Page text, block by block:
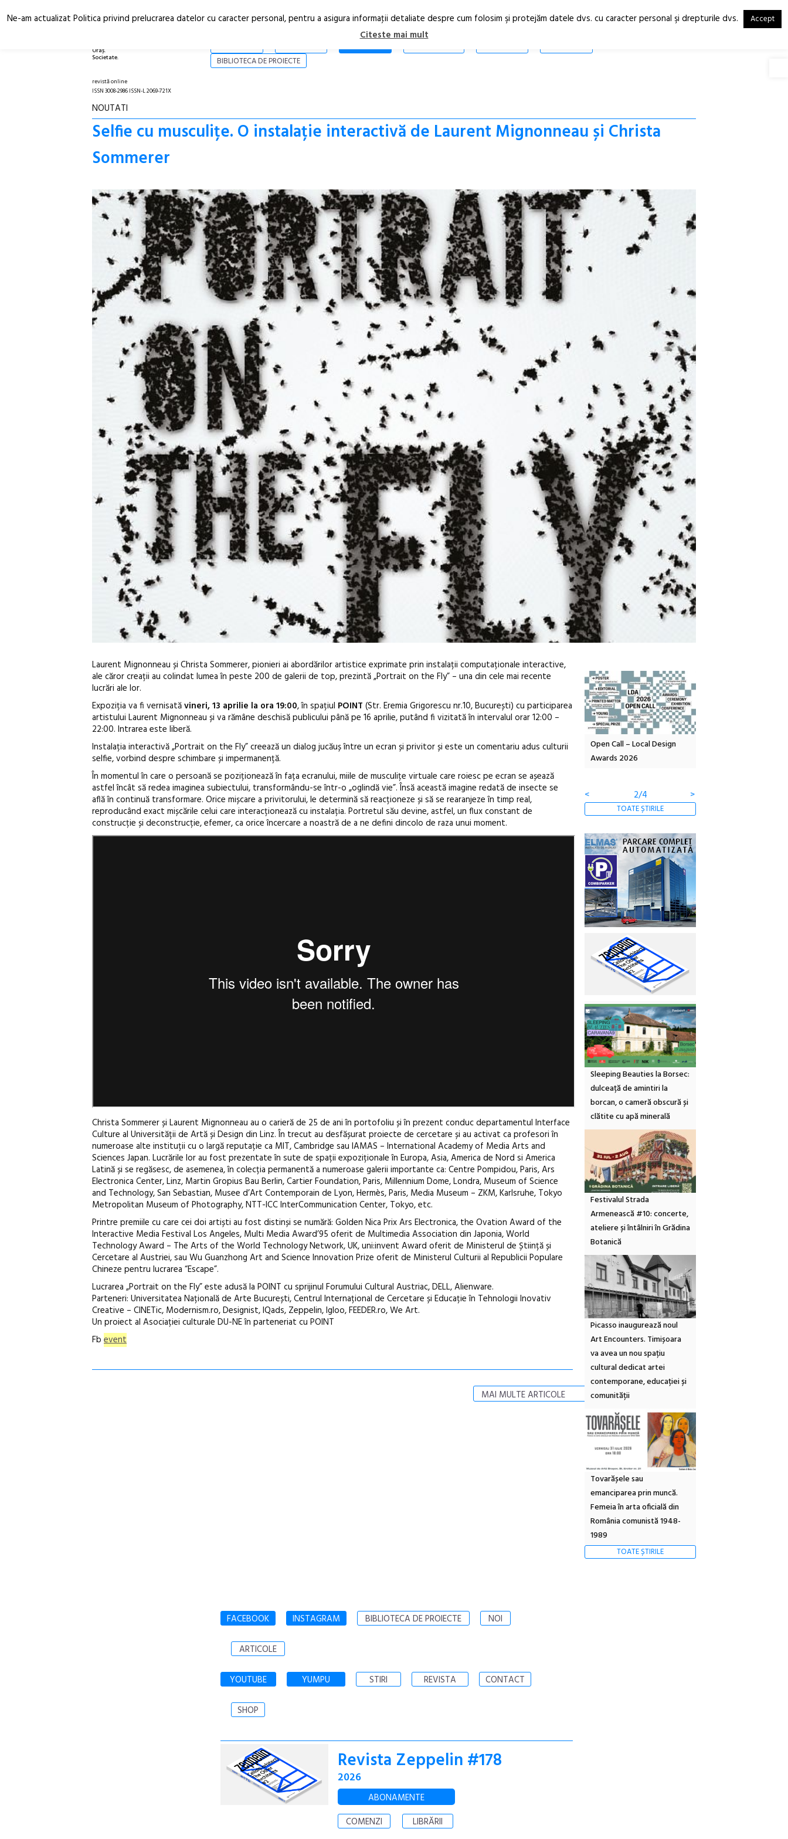
Oraș.
Societate.
RO
EN
STIRI
BIBLIOTECA DE PROIECTE
revistă online
ISSN 3008-2986 ISSN-L 2069-721X
NOUTATI
Selfie cu musculițe. O instalație interactivă de Laurent Mignonneau și Christa
Sommerer
Laurent Mignonneau și Christa Sommerer, pionieri ai abordărilor artistice exprimate prin instalații computaționale interactive,
ale căror creații au colindat lumea în peste 200 de galerii de top, prezintă „Portrait on the Fly” – una din cele mai recente
lucrări ale lor.
Expoziția va fi vernisatăvineri, 13 aprilie la ora 19:00, în spațiul POINT (Str. Eremia Grigorescu nr.10, București) cu participarea
artistului Laurent Mignonneau și va rămâne deschisă publicului până pe 16 aprilie, putând fi vizitată în intervalul orar 12:00 –
22:00. Intrarea este liberă.
Instalația interactivă „Portrait on the Fly” creează un dialog jucăuș între un ecran și privitor și este un comentariu adus culturii
selfie, vorbind despre schimbare și impermanență.
În momentul în care o persoană se poziționează în fața ecranului, miile de musculițe virtuale care roiesc pe ecran se așează
astfel încât să redea imaginea subiectului, transformându-se într-o „oglindă vie”. Însă această imagine redată de insecte se
află în continuă transformare. Orice mișcare a privitorului, le determină să reacționeze și să se rearanjeze în timp real,
reproducând exact mișcările celui care interacționează cu instalația. Portretul său devine, astfel, un flux constant de
construcție și deconstrucție, efemer, ca orice încercare a noastră de a ne defini dincolo de raza unui moment.
Christa Sommerer și Laurent Mignonneau au o carieră de 25 de ani în portofoliu și în prezent conduc departamentul Interface
Culture al Universității de Artă și Design din Linz. În trecut au desfășurat proiecte de cercetare și au activat ca profesori în
numeroase alte instituții cu o largă reputație ca MIT, Cambridge sau IAMAS – International Academy of Media Arts and
Sciences Japan. Lucrările lor au fost prezentate în sute de spații expoziționale în Europa, Asia, America de Nord si America
Latină și se regăsesc, de asemenea, în colecția permanentă a numeroase galerii importante ca: Centre Pompidou, Paris, Ars
Electronica Center, Linz, Martin Gropius Bau Berlin, Cartier Foundation, Paris, Millennium Dome, Londra, Museum of Science
and Technology, San Sebastian, Musee d’Art Contemporain de Lyon, Hermès, Paris, Media Museum – ZKM, Karlsruhe, Tokyo
Metropolitan Museum of Photography, NTT-ICC InterCommunication Center, Tokyo, etc.
Printre premiile cu care cei doi artiști au fost distinși se numără: Golden Nica Prix Ars Electronica, the Ovation Award of the
Interactive Media Festival Los Angeles, Multi Media Award’95 oferit de Multimedia Association din Japonia, World
Technology Award – The Arts of the World Technology Network, UK, uni:invent Award oferit de Ministerul de Știință și
Cercetare al Austriei, sau Wu Guanzhong Art and Science Innovation Prize oferit de Ministerul Culturii al Republicii Populare
Chineze pentru lucrarea “Escape”.
Lucrarea „Portrait on the Fly” este adusă la POINT cu sprijinul Forumului Cultural Austriac, DELL, Alienware.
Parteneri: Universitatea Națională de Arte București, Centrul Internațional de Cercetare și Educație în Tehnologii Inovativ
Creative – CINETic, Modernism.ro, Designist, IQads, Zeppelin, Igloo, FEEDER.ro, We Art.
Un proiect al Asociației culturale DU-NE în parteneriat cu POINT
Fb event
MAI MULTE ARTICOLE
În curând: POELANDA – parc
Open Call – Local Design
Awards 2026
<
2/4 >
TOATE ȘTIRILE
Sleeping Beauties la Borsec:
dulceață de amintiri la
borcan, o cameră obscură și
clătite cu apă minerală
Festivalul Strada
Armenească #10: concerte,
ateliere și întâlniri în Grădina
Botanică
Picasso inaugurează noul
Art Encounters. Timișoara
va avea un nou spațiu
cultural dedicat artei
contemporane, educației și
comunității
Tovarășele sau
emanciparea prin muncă.
Femeia în arta oficială din
România comunistă 1948-
1989
TOATE ȘTIRILE
FACEBOOK INSTAGRAM BIBLIOTECA DE PROIECTE NOI
ARTICOLE
YOUTUBE YUMPU STIRI REVISTA CONTACT
SHOP
Revista Zeppelin #178
2026
ABONAMENTE
COMENZI
LIBRĂRII
Ne-am actualizat Politica privind prelucrarea datelor cu caracter personal, pentru a asigura informaţii detaliate despre cum folosim şi protejăm datele dvs. cu caracter personal şi drepturile dvs. Accept
Citeste mai mult